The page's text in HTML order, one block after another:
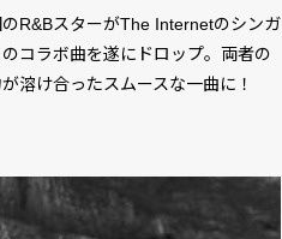
R&BスターがThe Internetのシンガ
コラボ曲を遂にドロップ。両者の
溶け合ったスムースな一曲に！